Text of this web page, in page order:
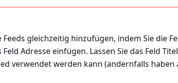
gleichzeitig hinzufügen, indem Sie die
Adresse einfügen. Lassen Sie das Feld
verwendet werden kann (andernfalls haben